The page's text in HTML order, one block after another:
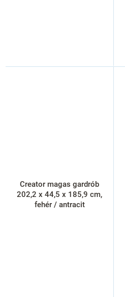
Creator magas gardrób
202,2 x 44,5 x 185,9 cm,
fehér / antracit